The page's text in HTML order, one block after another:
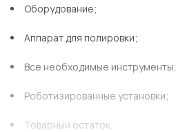
Оборудование;
Аппарат для полировки;
Все необходимые инструменты;
Роботизированные установки;
Товарный остаток.